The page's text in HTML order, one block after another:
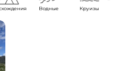
Водные Круизы